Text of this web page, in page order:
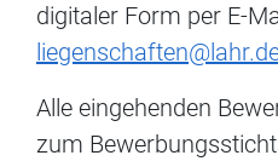
digitaler Form per E-
Alle eingehenden
zum